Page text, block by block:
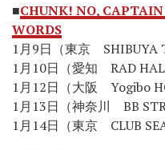
■CHUNK! NO,
WORDS
1月9日（東京 SHIBUYA
1月10日（愛知 RAD
1月12日（大阪 Yogibo
1月13日（神奈川 BB
1月14日（東京 CLUB